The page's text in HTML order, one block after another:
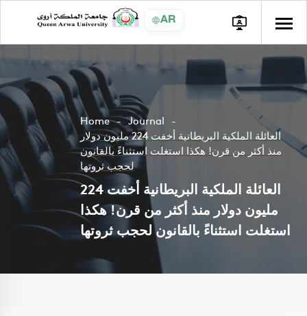
AR
Home
Journal
العائلة الملكية البريطانية أخفت 224 مليون دولار
منذ أكثر من قرن! هكذا استغلت استثناءً بالقانون
لحجب ثروتها
العائلة الملكية البريطانية أخفت 224
مليون دولار منذ أكثر من قرن! هكذا
استغلت استثناءً بالقانون لحجب ثروتها